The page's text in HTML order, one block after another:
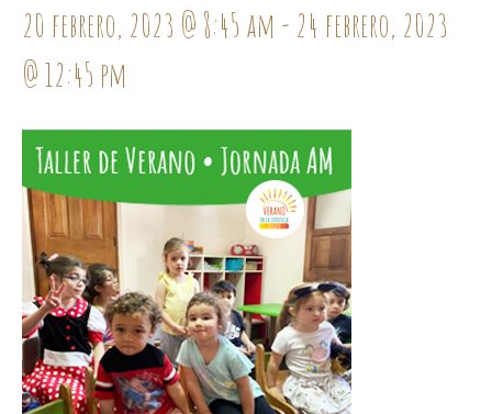
20 febrero, 2023 @ 8:45 am - 24 febrero, 2023
@ 12:45 pm